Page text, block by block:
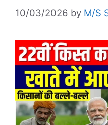
10/03/2026 by M/S